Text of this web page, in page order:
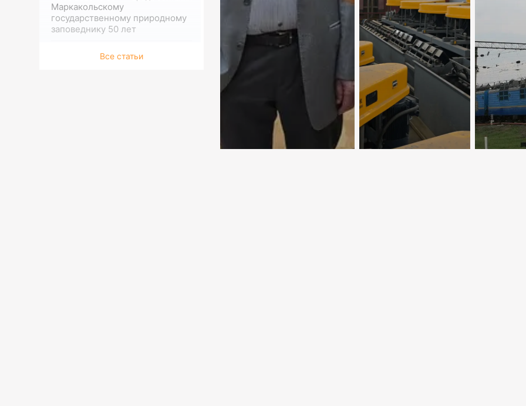
Маркакольскому
государственному природному
заповеднику 50 лет
06.08.2026 14:30
Начата подготовка к СОР 31
Все статьи